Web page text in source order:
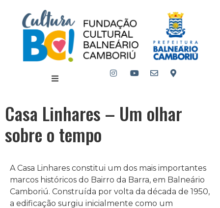
Casa Linhares – Um olhar
sobre o tempo
A Casa Linhares constitui um dos mais importantes
marcos históricos do Bairro da Barra, em Balneário
Camboriú. Construída por volta da década de 1950,
a edificação surgiu inicialmente como um